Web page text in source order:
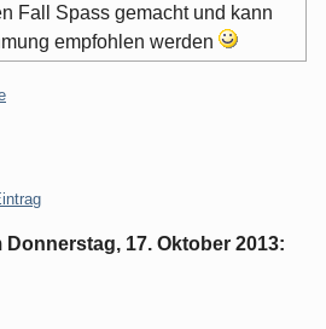
Fall Spass gemacht und kann
empfohlen werden
Donnerstag, 17. Oktober 2013: